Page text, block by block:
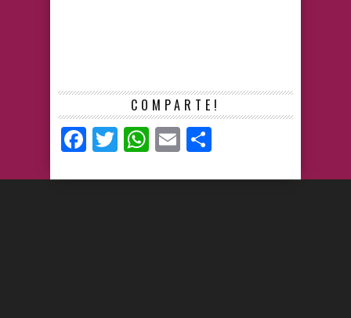
COMPARTE!
Facebook
TwitterWhatsApp
Email